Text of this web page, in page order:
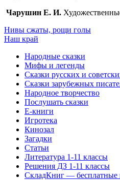
Чарушин Е. И.
Нивы сжаты, рощи голы
Наш край
Народные сказки
Мифы и легенды
Сказки русских и
Сказки зарубежных
Народное творчество
Послушать сказки
Е-книги
Игротека
Кинозал
Загадки
Статьи
Литература 1-11 классы
Решения ДЗ 1-11 классы
СкладКниг — бесплатные